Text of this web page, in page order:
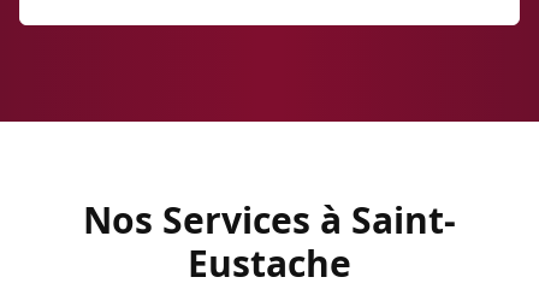
Nos Services à Saint-
Eustache